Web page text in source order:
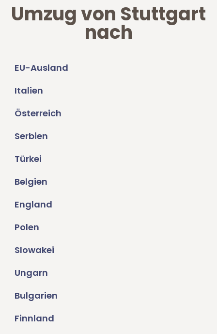
Umzug von Stuttgart
nach
EU-Ausland
Italien
Österreich
Serbien
Türkei
Belgien
England
Polen
Slowakei
Ungarn
Bulgarien
Finnland